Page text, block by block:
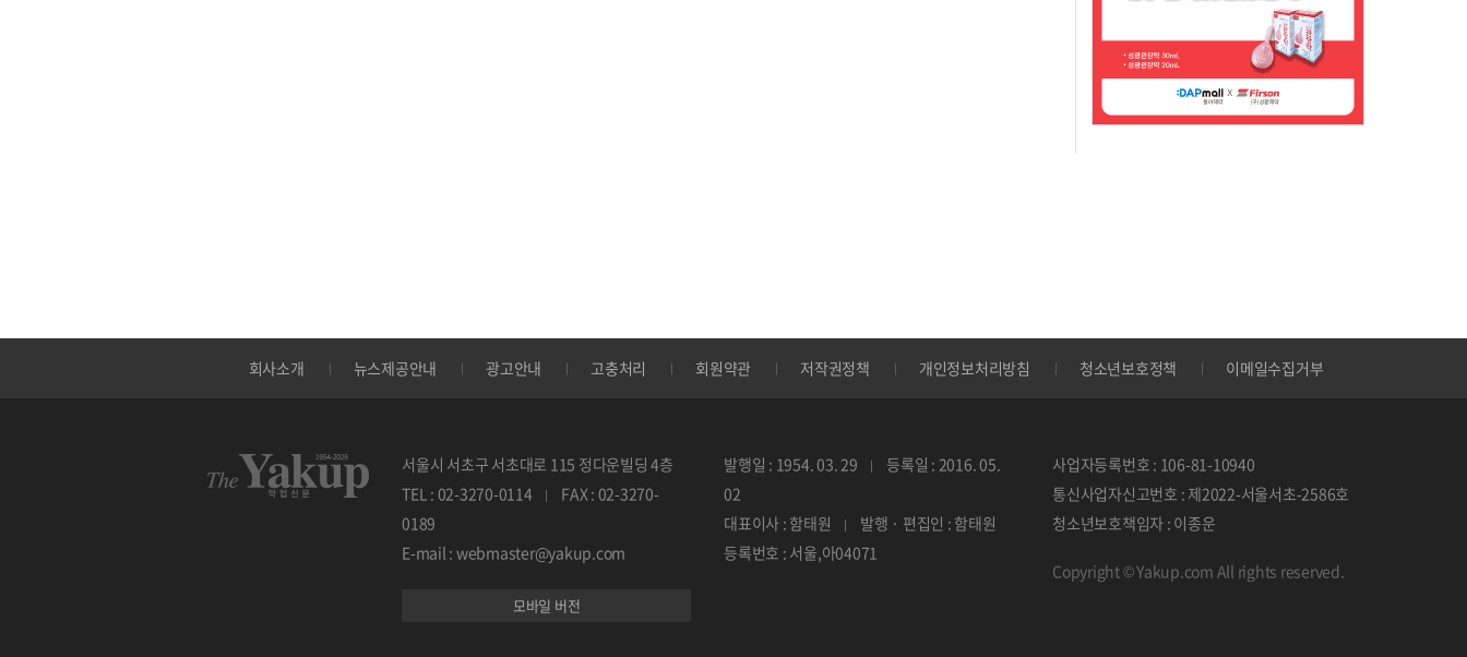
회사소개 뉴스제공안내 광고안내 고충처리 회원약관 저작권정책 개인정보처리방침 청소년보호정책 이메일수집거부
서울시 서초구 서초대로 115 정다운빌딩 4층
TEL : 02-3270-0114
FAX : 02-3270-
0189
E-mail : webmaster@yakup.com
모바일 버전
발행일 : 1954. 03. 29
등록일 : 2016. 05.
02
대표이사 : 함태원
발행 · 편집인 : 함태원
등록번호 : 서울,아04071
사업자등록번호 : 106-81-10940
통신사업자신고번호 : 제2022-서울서초-2586호
청소년보호책임자 : 이종운
Copyright © Yakup.com All rights reserved.